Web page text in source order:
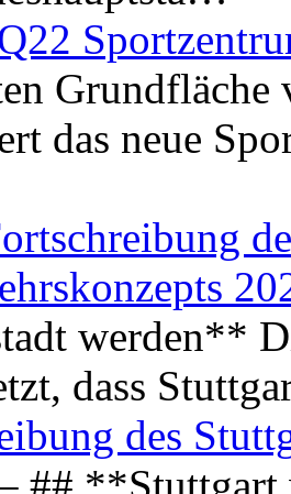
Grundfläche
das neue
werden**
dass
des
## **Stuttgart